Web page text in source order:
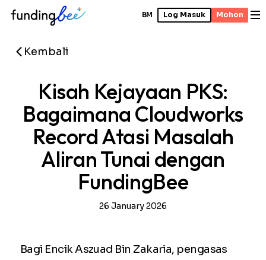
BM Log Masuk Mohon
Kembali
Kisah Kejayaan PKS:
Bagaimana Cloudworks
Record Atasi Masalah
Aliran Tunai dengan
FundingBee
26 January 2026
Bagi Encik Aszuad Bin Zakaria, pengasas